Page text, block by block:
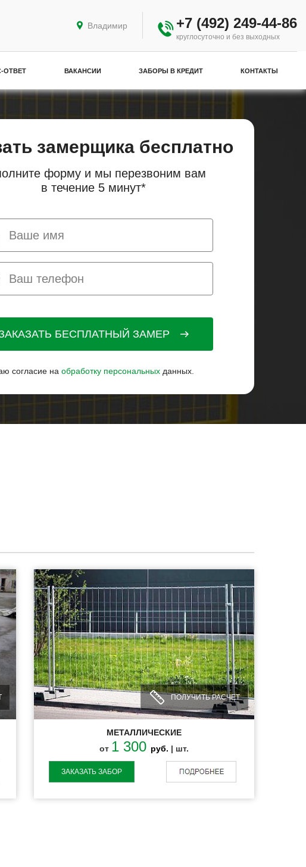
ОТВЕТ ВАКАНСИИ ЗАБОРЫ В КРЕДИТ КОНТАКТЫ
Владимир +7 (492) 249-44-86
круглосуточно и без выходных
замерщика бесплатно
форму и мы перезвоним вам
в течение 5 минут*
БЕСПЛАТНЫЙ ЗАМЕР
согласие на обработку персональных данных.
ПОЛУЧИТЬ РАСЧЕТ
МЕТАЛЛИЧЕСКИЕ
от 1 300 руб. | шт.
ЗАКАЗАТЬ ЗАБОР